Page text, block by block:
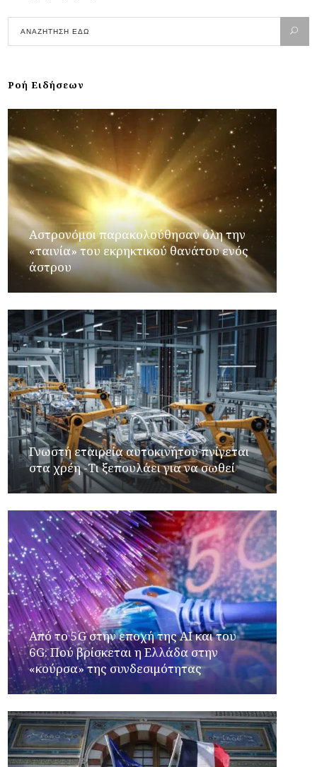
Ροή Ειδήσεων
Αστρονόμοι παρακολούθησαν όλη την
«ταινία» του εκρηκτικού θανάτου ενός
άστρου
Γνωστή εταιρεία αυτοκινήτου πνίγεται
στα χρέη -Τι ξεπουλάει για να σωθεί
Από το 5G στην εποχή της AI και του
6G: Πού βρίσκεται η Ελλάδα στην
«κούρσα» της συνδεσιμότητας